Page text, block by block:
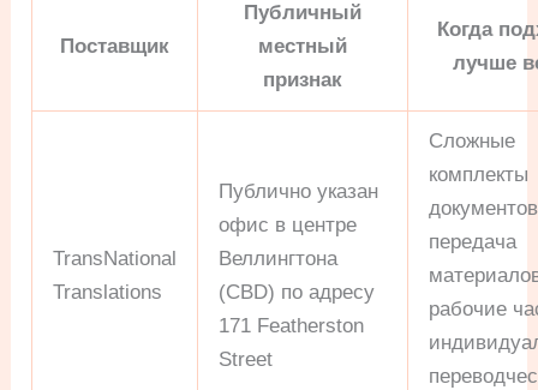
Поставщик
Публичный
местный
признак
Когда
лучше
TransNational
Translations
Публично указан
офис в центре
Веллингтона
(CBD) по адресу
171 Featherston
Street
Сложные
комплекты
передача
рабочие